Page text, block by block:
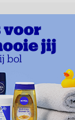
kunt. De
knippen,
extensions,